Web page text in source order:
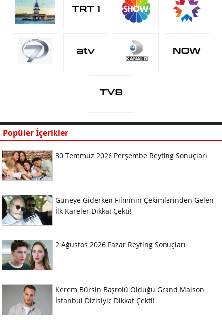
Popüler İçerikler
30 Temmuz 2026 Perşembe Reyting Sonuçları
Güneye Giderken Filminin Çekimlerinden Gelen
İlk Kareler Dikkat Çekti!
2 Ağustos 2026 Pazar Reyting Sonuçları
Kerem Bürsin Başrolü Olduğu Grand Maison
İstanbul Dizisiyle Dikkat Çekti!